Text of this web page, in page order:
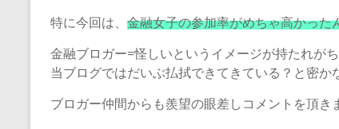
特に今回は、 金融女子の参加率がめちゃ高かった
金融ブロガー=怪しいというイメージが持たれが
当ブログではだいぶ払拭できてきている？と密か
ブロガー仲間からも羨望の眼差しコメントを頂き